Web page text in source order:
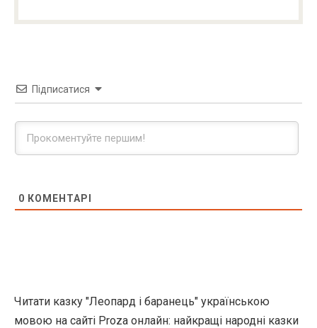
Підписатися
0 КОМЕНТАРІ
Читати казку "Леопард і баранець" українською
мовою на сайті Proza онлайн: найкращі народні казки